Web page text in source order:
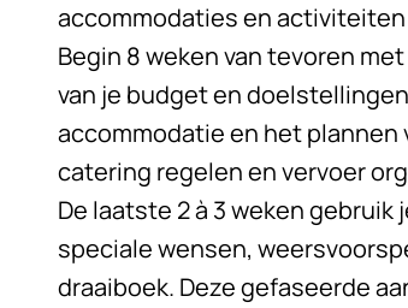
accommodaties en
Begin 8 weken van tevoren
van je budget en
accommodatie en het plannen
catering regelen en vervoer
De laatste 2 à 3 weken
speciale wensen,
draaiboek. Deze gefaseerde